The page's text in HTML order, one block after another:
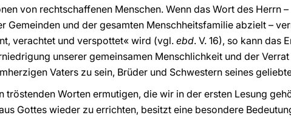
von rechtschaffenen Menschen. Wenn das Wort des Herrn
Gemeinden und der gesamten Menschheitsfamilie abzielt –
verachtet und verspottet« wird (vgl. ebd. V. 16), so kann das
unserer gemeinsamen Menschlichkeit und der
Vaters zu sein, Brüder und Schwestern seines
tröstenden Worten ermutigen, die wir in der ersten Lesung
Gottes wieder zu errichten, besitzt eine besondere